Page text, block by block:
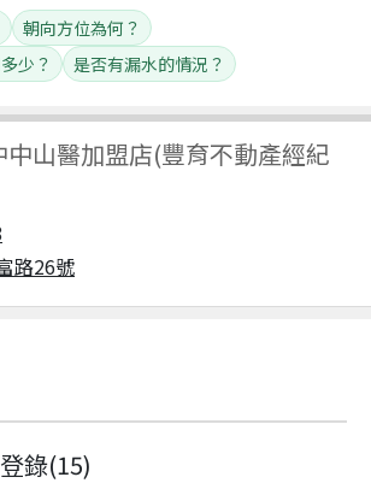
中山醫加盟店(豐育不動產經紀
路26號
朝向方位為何？
少？
是否有漏水的情況？
錄(15)